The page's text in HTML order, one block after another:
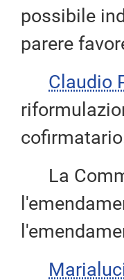
possibile
parere
Claudio
La